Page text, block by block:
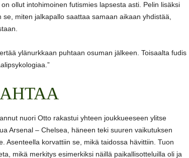
ollut intohimoinen futismies lapsesta asti. Pelin lisäksi
miten jalkapallo saattaa samaan aikaan yhdistää,
ylänurkkaan puhtaan osuman jälkeen. Toisaalta fudis
nuori Otto rakastui yhteen joukkueeseen ylitse
Arsenal – Chelsea, häneen teki suuren vaikutuksen
Asenteella korvattiin se, mikä taidossa hävittiin. Tuon
mikä merkitys esimerkiksi näillä paikallisotteluilla oli ja